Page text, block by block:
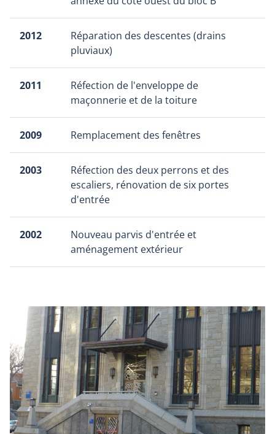
2012
Réparation des descentes (drains
pluviaux)
2011
Réfection de l'enveloppe de
maçonnerie et de la toiture
2009 Remplacement des fenêtres
2003
Réfection des deux perrons et des
escaliers, rénovation de six portes
d'entrée
2002
Nouveau parvis d'entrée et
aménagement extérieur